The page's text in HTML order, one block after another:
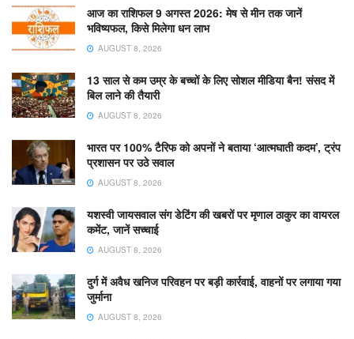
आज का राशिफल 9 अगस्त 2026: मेष से मीन तक जानें
भविष्यफल, किसे मिलेगा धन लाभ
AUGUST 8, 2026
13 साल से कम उम्र के बच्चों के लिए सोशल मीडिया बैन! संसद में
बिल लाने की तैयारी
AUGUST 8, 2026
भारत पर 100% टैरिफ को अपनों ने बताया ‘आत्मघाती कदम’, ट्रंप
प्रशासन पर उठे सवाल
AUGUST 8, 2026
यशस्वी जायसवाल संग डेटिंग की खबरों पर मृणाल ठाकुर का वायरल
कमेंट, जानें सच्चाई
AUGUST 8, 2026
दुर्ग में अवैध खनिज परिवहन पर बड़ी कार्रवाई, वाहनों पर लगाया गया
जुर्माना
AUGUST 8, 2026